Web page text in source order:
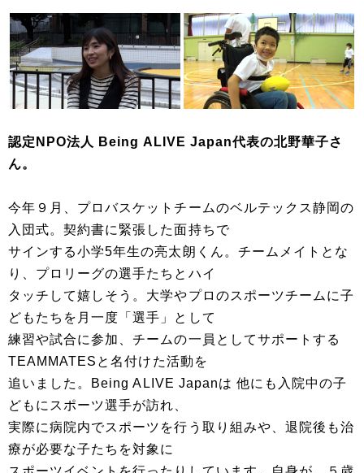
認定NPO法人 Being ALIVE Japan代表の北野華子さ
ん。
今年９月、プロバスケットチームのベルテックス静岡の
入団式。契約書に緊張した面持ちで
サインする小学5年生の亮太朗くん。チームメイトとな
り、プロリーグの選手たちとハイ
タッチして嬉しそう。大学やプロのスポーツチームに子
どもたちを月一度「選手」として
練習や試合に参加、チームの一員としてサポートする
TEAMMATESと名付けた活動を
追いました。Being ALIVE Japanは 他にも入院中の子
どもにスポーツ選手が訪れ、
実際に病院内でスポーツを行う取り組みや、退院後も治
療が必要な子たちを対象に